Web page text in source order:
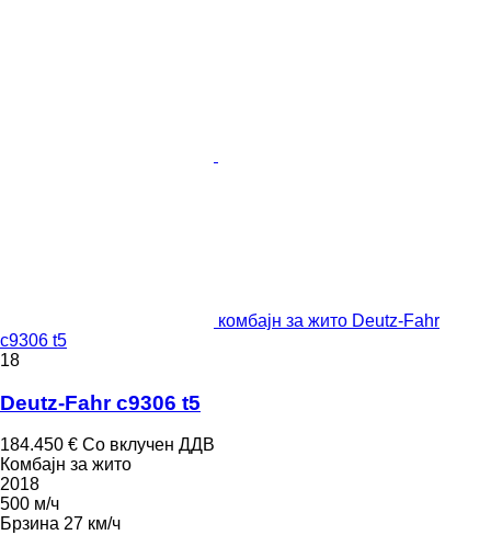
комбајн за жито Deutz-Fahr
c9306 t5
18
Deutz-Fahr c9306 t5
184.450 € Со вклучен ДДВ
Комбајн за жито
2018
500 м/ч
Брзина 27 км/ч